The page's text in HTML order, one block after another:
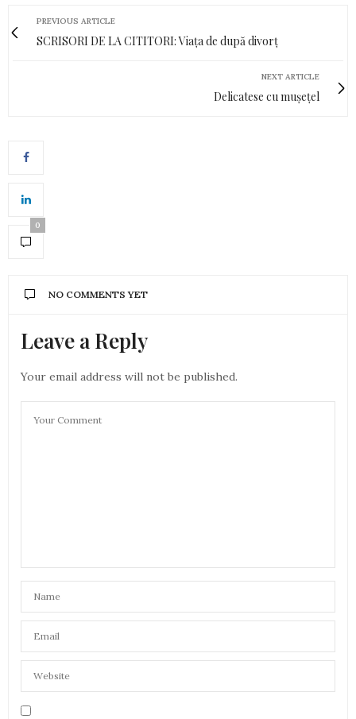
PREVIOUS ARTICLE
SCRISORI DE LA CITITORI: Viața de după divorț
NEXT ARTICLE
Delicatese cu mușețel
0
NO COMMENTS YET
Leave a Reply
Your email address will not be published.